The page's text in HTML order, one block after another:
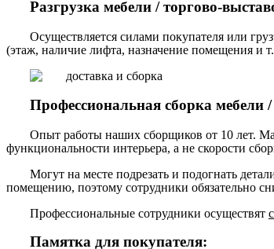
Разгрузка мебели / торгово-
Осуществляется силами покупателя или
(этаж, наличие лифта, назначение помещения и
Профессиональная сборка мебели
Опыт работы наших сборщиков от 10 лет.
функциональности интерьера, а не скорости
Могут на месте подрезать и подогнать
помещению, поэтому сотрудники обязательно
Профессиональные сотрудники осуществят
Памятка для покупателя: